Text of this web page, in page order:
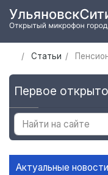
Статьи
Первое
Актуальные новости